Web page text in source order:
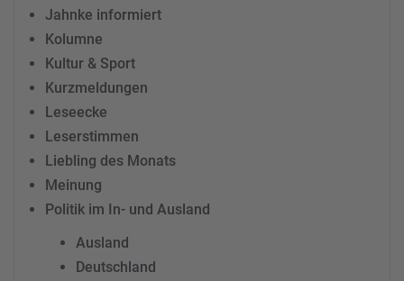
Jahnke informiert
Kolumne
Kultur & Sport
Kurzmeldungen
Leseecke
Leserstimmen
Liebling des Monats
Meinung
Politik im In- und Ausland
Ausland
Deutschland